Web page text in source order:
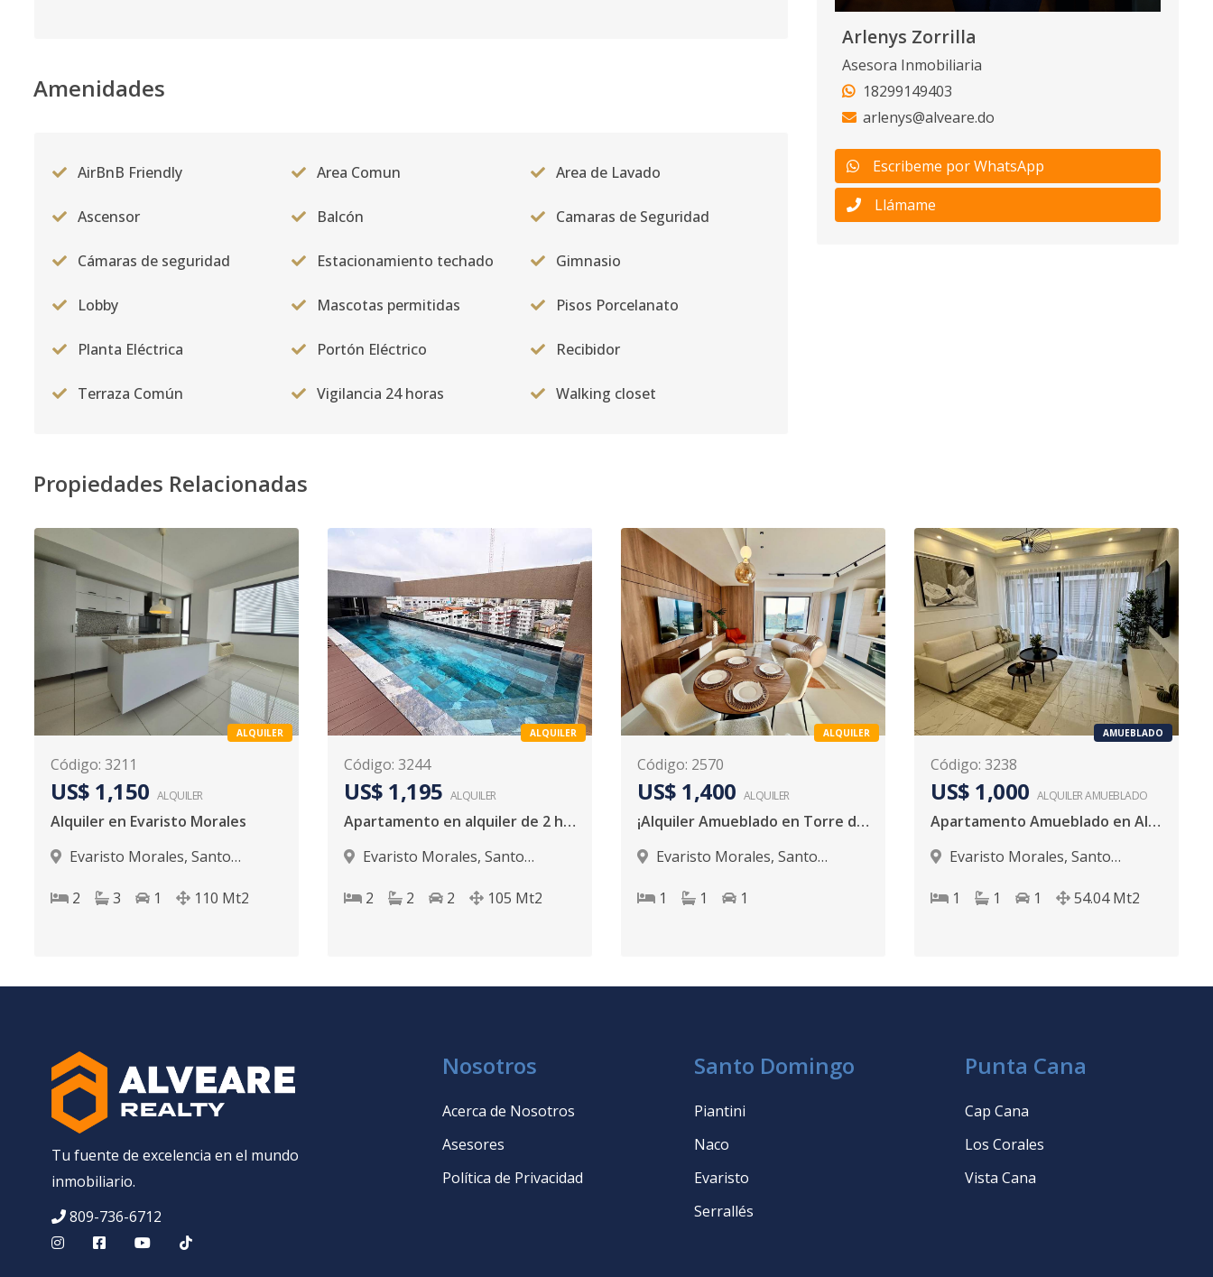
Amenidades
AirBnB Friendly Area Comun Area de Lavado
Ascensor Balcón Camaras de Seguridad
Cámaras de seguridad Estacionamiento techado Gimnasio
Lobby Mascotas permitidas Pisos Porcelanato
Planta Eléctrica Portón Eléctrico Recibidor
Terraza Común Vigilancia 24 horas Walking closet
Arlenys Zorrilla
Asesora Inmobiliaria
18299149403
arlenys@alveare.do
Escribeme por WhatsApp
Llámame
Propiedades Relacionadas
ALQUILER
Código: 3211
US$ 1,150 ALQUILER
Alquiler en Evaristo Morales
Evaristo Morales, Santo
2
3 1 110 Mt2
ALQUILER
Código: 3244
US$ 1,195 ALQUILER
Apartamento en alquiler de 2 hab en Evaristo Morales
Evaristo Morales, Santo
2
2 2 105 Mt2
ALQUILER
Código: 2570
US$ 1,400 ALQUILER
¡Alquiler Amueblado en Torre de Lujo!
Evaristo Morales, Santo
1
1 1
AMUEBLADO
Código: 3238
US$ 1,000 ALQUILERAMUEBLADO
Apartamento Amueblado en Alquiler en Evaristo Morales | 1 Habitación
Evaristo Morales, Santo
1
1 1 54.04 Mt2
Tu fuente de excelencia en el mundo
inmobiliario.
809-736-6712
Nosotros
Acerca de Nosotros
Asesores
Política de Privacidad
Santo Domingo
Piantini
Naco
Evaristo
Serrallés
Punta Cana
Cap Cana
Los Corales
Vista Cana